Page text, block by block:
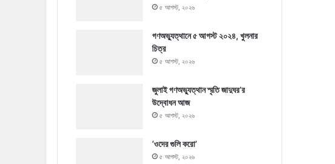
৫ আগস্ট, ২০২৬
গণঅভ্যুত্থানে ৫ আগস্ট ২০২৪, খুলনার
চিত্র
৫ আগস্ট, ২০২৬
জুলাই গণঅভ্যুত্থান স্মৃতি জাদুঘর’র
উদ্বোধন আজ
৫ আগস্ট, ২০২৬
‘ওদের গুলি করো’
৫ আগস্ট, ২০২৬